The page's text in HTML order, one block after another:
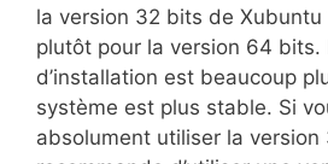
la version 32 bits de Xubuntu
plutôt pour la version 64 bits.
d’installation est beaucoup
système est plus stable. Si
absolument utiliser la version